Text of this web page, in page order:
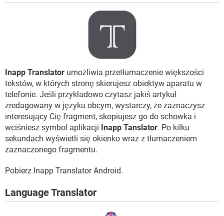
Inapp Translator umożliwia przetłumaczenie większości
tekstów, w których stronę skierujesz obiektyw aparatu w
telefonie. Jeśli przykładowo czytasz jakiś artykuł
zredagowany w języku obcym, wystarczy, że zaznaczysz
interesujący Cię fragment, skopiujesz go do schowka i
wciśniesz symbol aplikacji Inapp Tanslator. Po kilku
sekundach wyświetli się okienko wraz z tłumaczeniem
zaznaczonego fragmentu.
Pobierz Inapp Translator Android.
Language Translator